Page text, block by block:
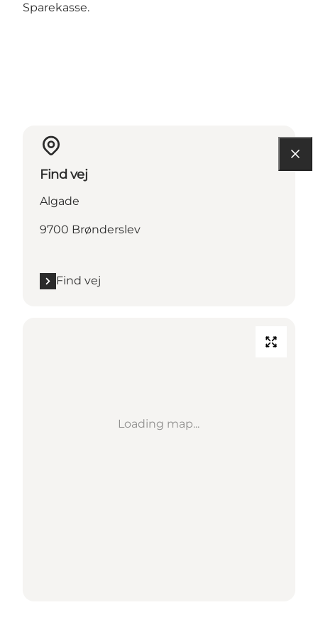
Sparekasse.
Find vej
Algade
9700 Brønderslev
Find vej
Loading map...